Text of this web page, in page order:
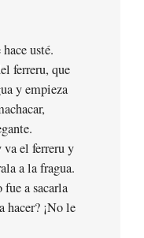
usté.
ferreru, que
y empieza
va el ferreru y
a la fragua.
a sacarla
hacer? ¡No le